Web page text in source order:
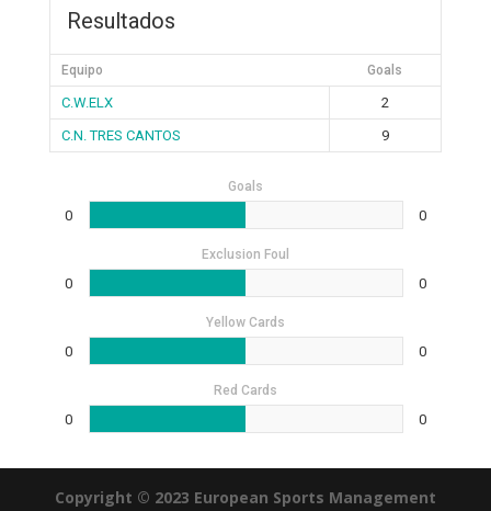
Resultados
Equipo Goals
C.W.ELX
2
C.N. TRES CANTOS
9
Goals
0 0
Exclusion Foul
0 0
Yellow Cards
0 0
Red Cards
0 0
Copyright © 2023 European Sports Management